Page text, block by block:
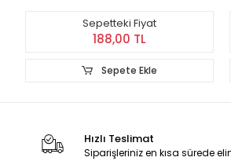
Sepetteki Fiyat
88,01 TL
Sepete Ekle
Hızlı Teslimat
Siparişleriniz en kısa sürede